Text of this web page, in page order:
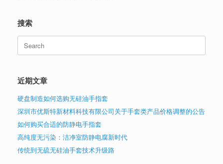
搜索
Search
for:
近期文章
硬盘制造如何选购无硅油手指套
深圳市优斯特新材料科技有限公司关于手套类产品价格调整的公告
如何购买合适的防静电手指套
高纯度无污染：洁净室防静电腐新时代
传统到无硫无硅油手套技术升级路